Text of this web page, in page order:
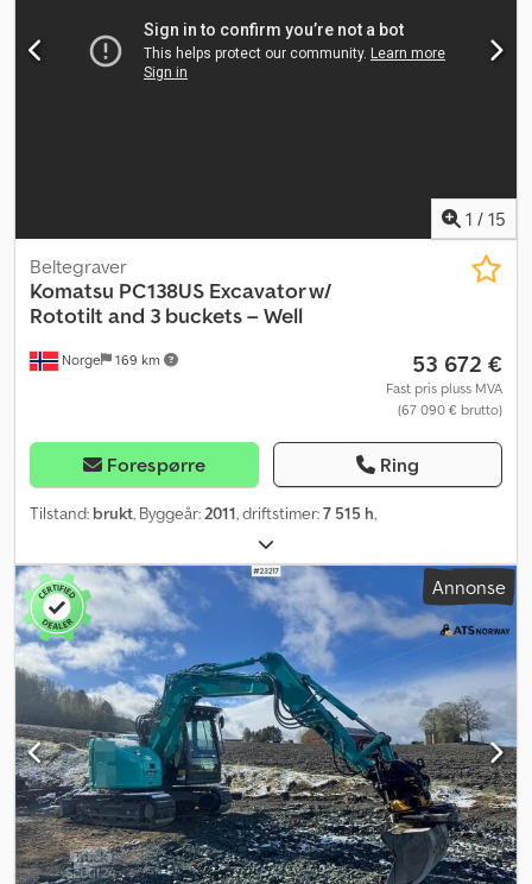
1 / 15
Norge 169 km
Beltegraver
Komatsu PC138US Excavator w/
Rototilt and 3 buckets – Well
53 672 €
Fast pris pluss MVA
(67 090 € brutto)
Forespørre Ring
Tilstand: brukt, Byggeår: 2011, driftstimer:7 515 h,
Annonse